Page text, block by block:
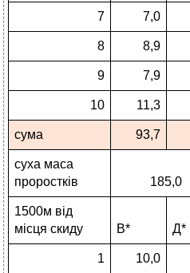
7 7,0
8 8,9
9 7,9
10 11,3
сума 93,7
суха маса
проростків
185,0
1500м від
місця скиду
В* Д*
1 10,0